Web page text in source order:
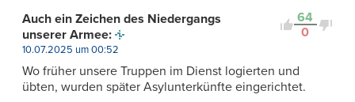
64
0
Auch ein Zeichen des Niedergangs
unserer Armee:
10.07.2025 um 00:52
Wo früher unsere Truppen im Dienst logierten und
übten, wurden später Asylunterkünfte eingerichtet.